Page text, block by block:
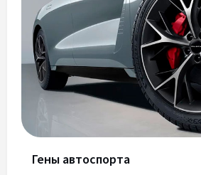
Гены автоспорта